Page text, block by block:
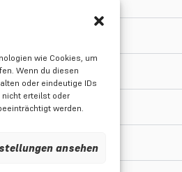
wie Cookies, um
Wenn du diesen
oder eindeutige IDs
nicht erteilst oder
werden.
ansehen